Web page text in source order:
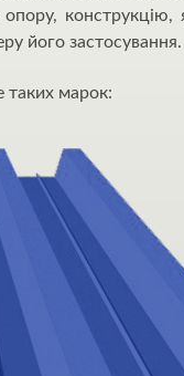
його застосування.
таких марок: